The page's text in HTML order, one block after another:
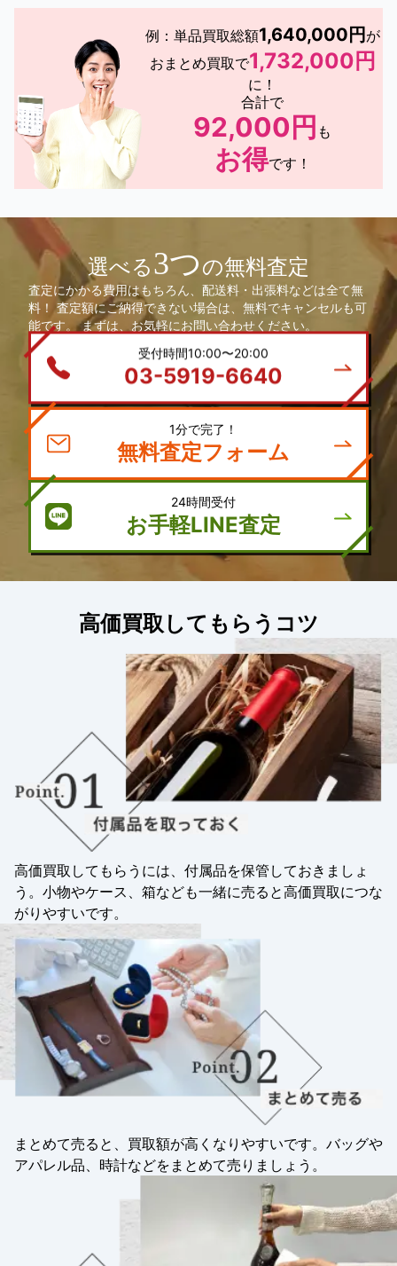
例：単品買取総額1,640,000円 が
おまとめ買取で1,732,000円
に！
合計で
92,000円 も
お得です！
選べる3つの無料査定
査定にかかる費用はもちろん、配送料・出張料などは全て無
料！ 査定額にご納得できない場合は、無料でキャンセルも可
能です。 まずは、お気軽にお問い合わせください。
受付時間10:00〜20:00
03-5919-6640
1分で完了！
無料査定フォーム
24時間受付
お手軽LINE査定
高価買取してもらうコツ
高価買取してもらうには、付属品を保管しておきましょ
う。小物やケース、箱なども一緒に売ると高価買取につな
がりやすいです。
まとめて売ると、買取額が高くなりやすいです。バッグや
アパレル品、時計などをまとめて売りましょう。